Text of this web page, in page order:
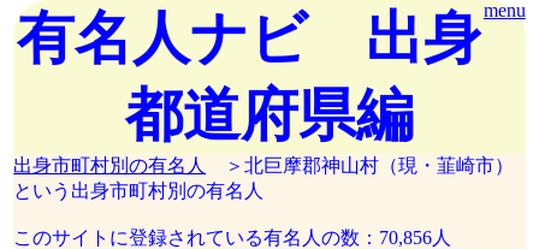
menu
有名人ナビ 出身
都道府県編
出身市町村別の有名人
＞北巨摩郡神山村（現・韮崎市）
という出身市町村別の有名人
このサイトに登録されている有名人の数：70,856人